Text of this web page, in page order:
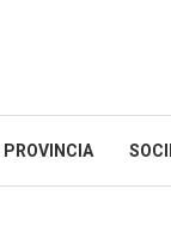
PROVINCIA